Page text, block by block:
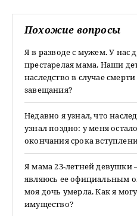
Похожие вопросы
Я в разводе с мужем. У нас
престарелая мама. Наши
наследство в случае
завещания?
Недавно я узнал, что
узнал поздно: у меня
окончания срока
Я мама 23-летней
являюсь ее официальным
моя дочь умерла. Как я
имущество?